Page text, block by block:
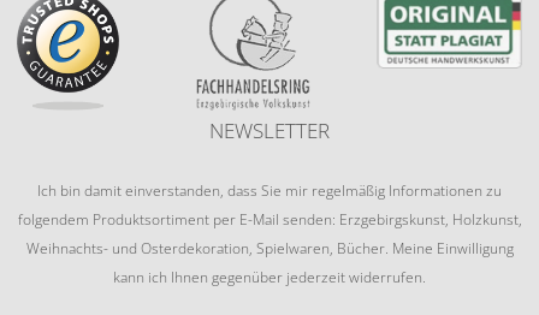
NEWSLETTER
Ich bin damit einverstanden, dass Sie mir regelmäßig Informationen zu
folgendem Produktsortiment per E-Mail senden: Erzgebirgskunst, Holzkunst,
Weihnachts- und Osterdekoration, Spielwaren, Bücher. Meine Einwilligung
kann ich Ihnen gegenüber jederzeit widerrufen.